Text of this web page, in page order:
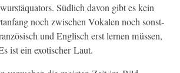
Südlich davon gibt es kein
noch zwis­chen Vokalen noch sonst­
und Englisch erst ler­nen müssen,
ist ein exo­tis­ch­er Laut.